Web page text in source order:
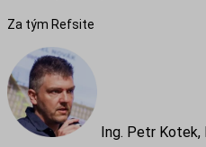
Za tým Refsite
Ing. Petr Kotek,